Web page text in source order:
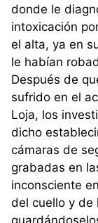
donde le
intoxicación
el alta, ya en
le habían
Después de
sufrido en el
Loja, los
dicho
cámaras de
grabadas en
inconsciente
del cuello y de